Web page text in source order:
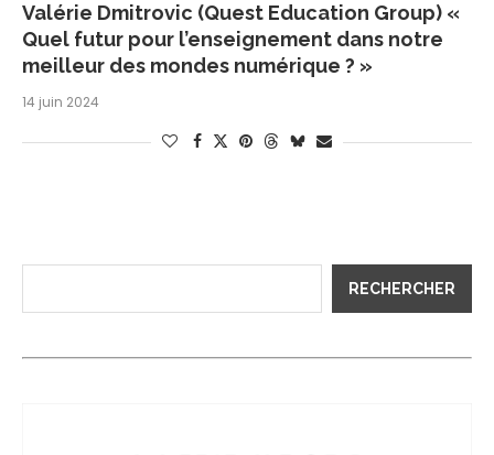
Valérie Dmitrovic (Quest Education Group) «
Quel futur pour l’enseignement dans notre
meilleur des mondes numérique ? »
14 juin 2024
RECHERCHER